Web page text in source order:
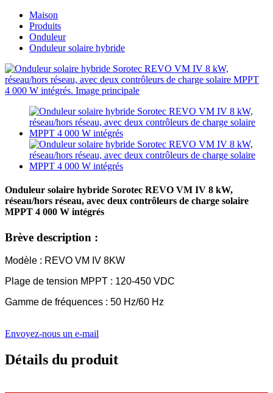
Maison
Produits
Onduleur
Onduleur solaire hybride
Onduleur solaire hybride Sorotec REVO VM IV 8 kW,
réseau/hors réseau, avec deux contrôleurs de charge solaire
MPPT 4 000 W intégrés
Brève description :
Modèle : REVO VM IV 8KW
Plage de tension MPPT : 120-450 VDC
Gamme de fréquences : 50 Hz/60 Hz
Envoyez-nous un e-mail
Détails du produit